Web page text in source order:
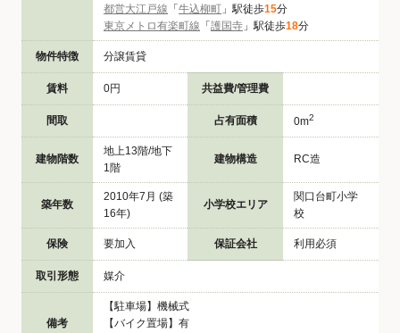
都営大江戸線 「 牛込柳町 」駅徒歩15分
東京メトロ有楽町線 「 護国寺 」駅徒歩18分
物件特徴 分譲賃貸
賃料 0円 共益費/管理費
間取 占有面積 0m2
建物階数
地上13階/地下
1階
建物構造 RC造
築年数
2010年7月 (築
16年)
小学校エリア
関口台町小学
校
保険 要加入 保証会社 利用必須
取引形態 媒介
備考
【駐車場】機械式
【バイク置場】有